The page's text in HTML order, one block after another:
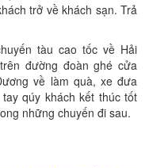
trở về khách sạn. Trả
tàu cao tốc về Hải
đường đoàn ghé cửa
về làm quà, xe đưa
qúy khách kết thúc tốt
những chuyến đi sau.